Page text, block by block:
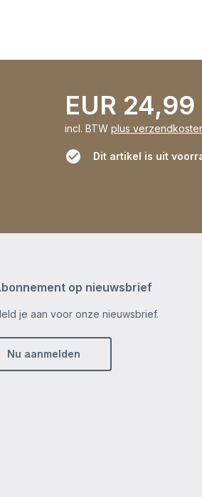
EUR 24,99
incl. BTW plus
Dit artikel is uit
op nieuwsbrief
je aan voor onze nieuwsbrief.
Nu aanmelden